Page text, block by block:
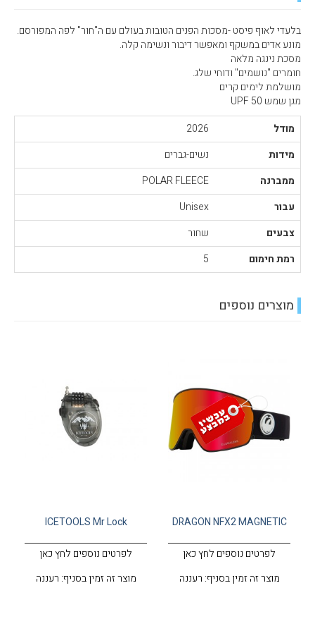
בלעדי לאוף פיסט -מסכות הפנים הטובות בעולם עם ה"חור" לפה המפורסם.
מונע אדים במשקף ומאפשר דיבור ונשימה קלה.
מסכת נינגה מלאה
חומרים "נושמים" ודוחי שלג.
מושלמת לימים קרים
מגן שמש 50 UPF
מודל
2026
מידות
נשים-גברים
ממברנה
POLAR FLEECE
עבור
Unisex
צבעים
שחור
רמת חימום
5
מוצרים נוספים
DRAGON NFX2 MAGNETIC
לפרטים נוספים לחץ כאן
מוצר זה זמין בסניף: רעננה
ICETOOLS Mr Lock
לפרטים נוספים לחץ כאן
מוצר זה זמין בסניף: רעננה